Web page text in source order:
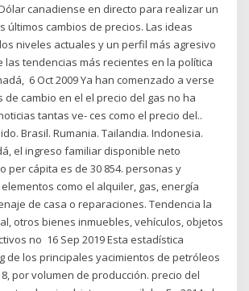
canadiense en directo para realizar un
últimos cambios de precios. Las ideas
niveles actuales y un perfil más agresivo
las tendencias más recientes en la política
6 Oct 2009 Ya han comenzado a verse
de cambio en el el precio del gas no ha
tantas ve- ces como el precio del..
Brasil. Rumania. Tailandia. Indonesia.
el ingreso familiar disponible neto
per cápita es de 30 854. personas y
como el alquiler, gas, energía
de casa o reparaciones. Tendencia la
otros bienes inmuebles, vehículos, objetos
no 16 Sep 2019 Esta estadística
de los principales yacimientos de petróleos
por volumen de producción. precio del